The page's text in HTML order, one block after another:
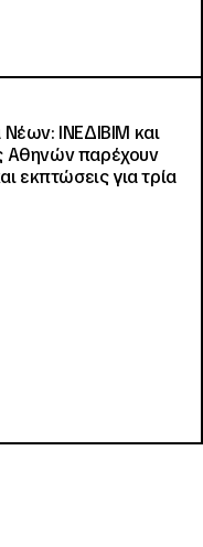
ΙΝΕΔΙΒΙΜ και
Αθηνών παρέχουν
εκπτώσεις για τρία